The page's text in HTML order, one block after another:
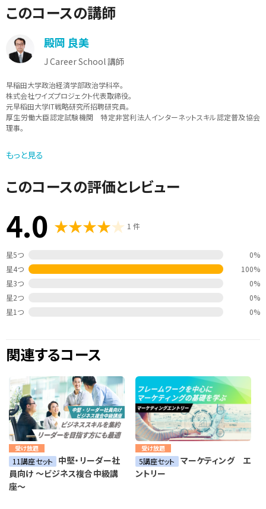
このコースの講師
殿岡 良美
J Career School 講師
早稲田大学政治経済学部政治学科卒。
株式会社ワイズプロジェクト代表取締役。
元早稻田大学IT戦略研究所招聘研究員。
厚生労働大臣認定試験機関 特定非営利法人インターネットスキル認定普及協会
理事。
についての執筆や企画、講演、システム開発、ネットワーク構築、サーバー運用、情報
ている。
BlogやWebメディアでのIT関連の著述や撮影も多く担当している。
もっと見る
このコースの評価とレビュー
4.0 1 件
星5つ
0%
星4つ
100%
星3つ
0%
星2つ
0%
星1つ
0%
関連するコース
受け放題
11講座セット 中堅・リーダー社
員向け ～ビジネス複合中級講
座～
受け放題
5講座セット マーケティング エ
ントリー